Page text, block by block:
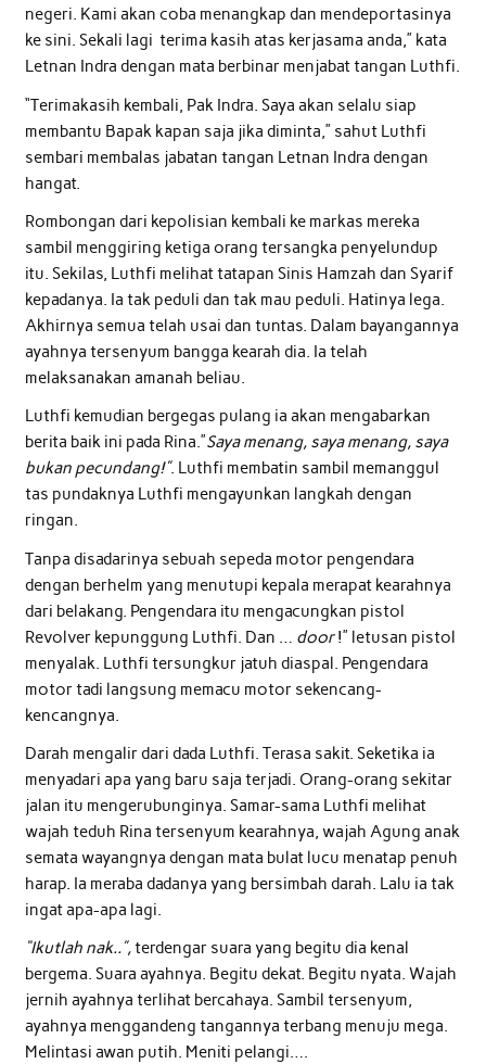
negeri. Kami akan coba menangkap dan mendeportasinya
ke sini. Sekali lagi terima kasih atas kerjasama anda,” kata
Letnan Indra dengan mata berbinar menjabat tangan Luthfi.
“Terimakasih kembali, Pak Indra. Saya akan selalu siap
membantu Bapak kapan saja jika diminta,” sahut Luthfi
sembari membalas jabatan tangan Letnan Indra dengan
hangat.
Rombongan dari kepolisian kembali ke markas mereka
sambil menggiring ketiga orang tersangka penyelundup
itu. Sekilas, Luthfi melihat tatapan Sinis Hamzah dan Syarif
kepadanya. Ia tak peduli dan tak mau peduli. Hatinya lega.
Akhirnya semua telah usai dan tuntas. Dalam bayangannya
ayahnya tersenyum bangga kearah dia. Ia telah
melaksanakan amanah beliau.
Luthfi kemudian bergegas pulang ia akan mengabarkan
berita baik ini pada Rina.”Saya menang, saya menang, saya
bukan pecundang!”. Luthfi membatin sambil memanggul
tas pundaknya Luthfi mengayunkan langkah dengan
ringan.
Tanpa disadarinya sebuah sepeda motor pengendara
dengan berhelm yang menutupi kepala merapat kearahnya
dari belakang. Pengendara itu mengacungkan pistol
Revolver kepunggung Luthfi. Dan … door!” letusan pistol
menyalak. Luthfi tersungkur jatuh diaspal. Pengendara
motor tadi langsung memacu motor sekencang-
kencangnya.
Darah mengalir dari dada Luthfi. Terasa sakit. Seketika ia
menyadari apa yang baru saja terjadi. Orang-orang sekitar
jalan itu mengerubunginya. Samar-sama Luthfi melihat
wajah teduh Rina tersenyum kearahnya, wajah Agung anak
semata wayangnya dengan mata bulat lucu menatap penuh
harap. Ia meraba dadanya yang bersimbah darah. Lalu ia tak
ingat apa-apa lagi.
“Ikutlah nak..”,terdengar suara yang begitu dia kenal
bergema. Suara ayahnya. Begitu dekat. Begitu nyata. Wajah
jernih ayahnya terlihat bercahaya. Sambil tersenyum,
ayahnya menggandeng tangannya terbang menuju mega.
Melintasi awan putih. Meniti pelangi….